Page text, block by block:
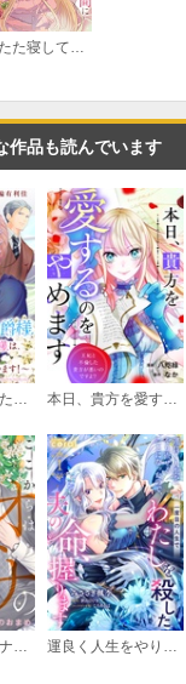
うたた寝している間に運命が変わりました。
作品も読んでいます
奥様に捨てられた伯爵様～虐げられてきた奥様は、思い切りよく第二の人生に向かいます！～ 【連載版】 本日、貴方を愛するのをやめます 王妃と不倫した貴方が悪いのですよ？（分冊版）
ここからはオトナの時間です。 運良く人生をやり直せることになったので、一度目の人生でわたしを殺した夫の命、握ります（単話版）